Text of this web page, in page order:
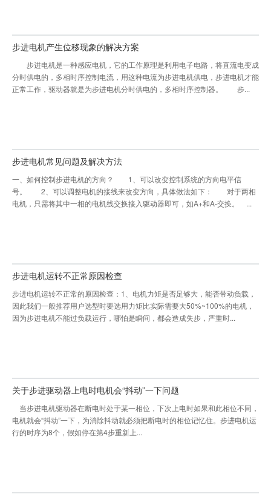
步进电机产生位移现象的解决方案
步进电机是一种感应电机，它的工作原理是利用电子电路，将直流电变成
分时供电的，多相时序控制电流，用这种电流为步进电机供电，步进电机才能
正常工作，驱动器就是为步进电机分时供电的，多相时序控制器。 步...
步进电机常见问题及解决方法
一、如何控制步进电机的方向？ 1、可以改变控制系统的方向电平信
号。 2、可以调整电机的接线来改变方向，具体做法如下： 对于两相
电机，只需将其中一相的电机线交换接入驱动器即可，如A+和A-交换。 ...
步进电机运转不正常原因检查
步进电机运转不正常的原因检查：1、电机力矩是否足够大，能否带动负载，
因此我们一般推荐用户选型时要选用力矩比实际需要大50%~100%的电机，
因为步进电机不能过负载运行，哪怕是瞬间，都会造成失步，严重时...
关于步进驱动器上电时电机会“抖动”一下问题
当步进电机驱动器在断电时处于某一相位，下次上电时如果和此相位不同，
电机就会“抖动”一下，为消除抖动就必须把断电时的相位记忆住。步进电机运
行的时序为8个，假如停在第4步重新上...